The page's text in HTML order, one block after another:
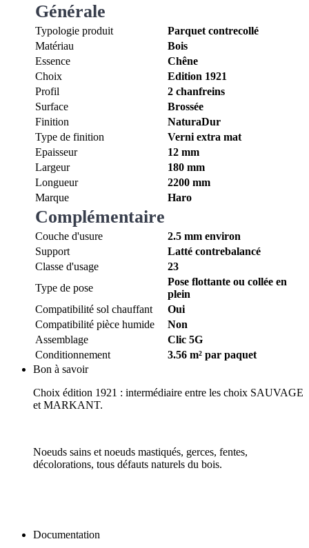
Générale
Typologie produit
Parquet contrecollé
Matériau
Bois
Essence
Chêne
Choix
Edition 1921
Profil
2 chanfreins
Surface
Brossée
Finition
NaturaDur
Type de finition
Verni extra mat
Epaisseur
12 mm
Largeur
180 mm
Longueur
2200 mm
Marque
Haro
Complémentaire
Couche d'usure
2.5 mm environ
Support
Latté contrebalancé
Classe d'usage
23
Type de pose
Pose flottante ou collée en
plein
Compatibilité sol chauffant
Oui
Compatibilité pièce humide
Non
Assemblage
Clic 5G
Conditionnement
3.56 m² par paquet
Bon à savoir
Choix édition 1921 : intermédiaire entre les choix SAUVAGE
et MARKANT.
Noeuds sains et noeuds mastiqués, gerces, fentes,
décolorations, tous défauts naturels du bois.
Documentation